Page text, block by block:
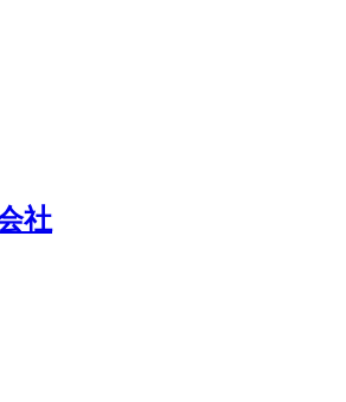
社